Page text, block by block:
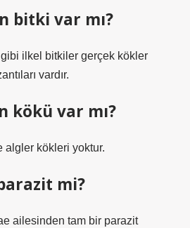
bitki var mı?
ilkel bitkiler gerçek kökler
vardır.
kökü var mı?
algler kökleri yoktur.
mi?
ailesinden tam bir parazit